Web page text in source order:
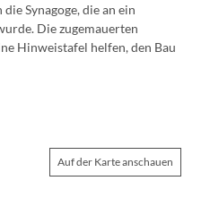
Synagoge, die an ein
Die zugemauerten
Hinweistafel helfen, den Bau
Auf der Karte anschauen